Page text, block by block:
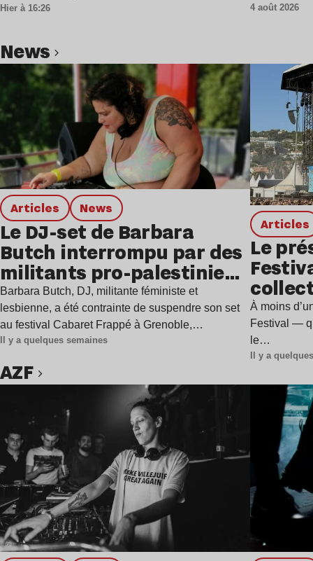
Hier à 16:26 4 août 2026
news
Articles news
Le DJ-set de Barbara
Butch interrompu par des
militants pro-palestiniens
à Grenoble
Barbara Butch, DJ, militante féministe et
lesbienne, a été contrainte de suspendre son set
au festival Cabaret Frappé à Grenoble,…
Il y a quelques semaines
Articles
Le
À moins
Festival —
le…
Il y a
Lire l’article
AZF